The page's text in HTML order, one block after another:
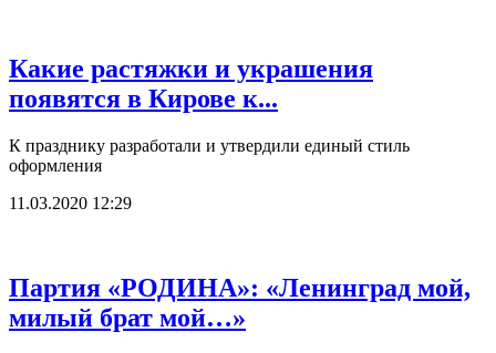
Какие растяжки и украшения
появятся в Кирове к...
К празднику разработали и утвердили единый стиль
оформления
11.03.2020 12:29
Партия «РОДИНА»: «Ленинград мой,
милый брат мой…»